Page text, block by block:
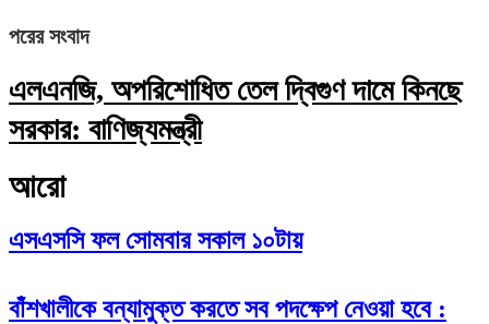
পরের সংবাদ
এলএনজি, অপরিশোধিত তেল দ্বিগুণ দামে কিনছে
সরকার: বাণিজ্যমন্ত্রী
আরো
এসএসসি ফল সোমবার সকাল ১০টায়
বাঁশখালীকে বন্যামুক্ত করতে সব পদক্ষেপ নেওয়া হবে :